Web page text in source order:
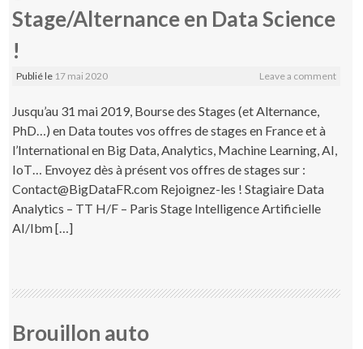
Stage/Alternance en Data Science
!
Publié le 17 mai 2020 Leave a comment
Jusqu’au 31 mai 2019, Bourse des Stages (et Alternance,
PhD…) en Data toutes vos offres de stages en France et à
l’International en Big Data, Analytics, Machine Learning, AI,
IoT… Envoyez dès à présent vos offres de stages sur :
Contact@BigDataFR.com Rejoignez-les ! Stagiaire Data
Analytics – TT H/F – Paris Stage Intelligence Artificielle
AI/Ibm […]
Brouillon auto